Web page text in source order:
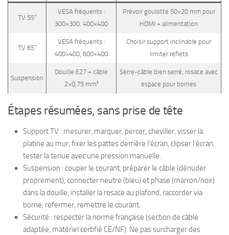
TV 55”
VESA fréquents :
300×300, 400×400
Prévoir goulotte 50×20 mm pour
HDMI + alimentation
TV 65”
VESA fréquents :
400×400, 600×400
Choisir support inclinable pour
limiter reflets
Suspension
Douille E27 + câble
2×0,75 mm²
Serre-câble bien serré, rosace avec
espace pour bornes
Étapes résumées, sans prise de tête
Support TV : mesurer, marquer, percer, cheviller, visser la
platine au mur, fixer les pattes derrière l’écran, clipser l’écran,
tester la tenue avec une pression manuelle.
Suspension : couper le courant, préparer le câble (dénuder
proprement), connecter neutre (bleu) et phase (marron/noir)
dans la douille, installer la rosace au plafond, raccorder via
borne, refermer, remettre le courant.
Sécurité : respecter la norme française (section de câble
adaptée, matériel certifié CE/NF). Ne pas surcharger des